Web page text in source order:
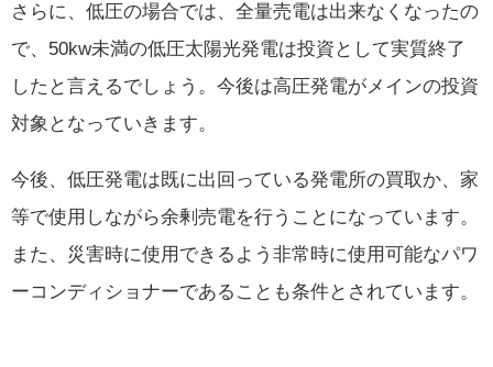
さらに、低圧の場合では、全量売電は出来なくなったの
で、50kw未満の低圧太陽光発電は投資として実質終了
したと言えるでしょう。今後は高圧発電がメインの投資
対象となっていきます。
今後、低圧発電は既に出回っている発電所の買取か、家
等で使用しながら余剰売電を行うことになっています。
また、災害時に使用できるよう非常時に使用可能なパワ
ーコンディショナーであることも条件とされています。